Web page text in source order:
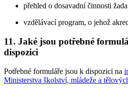
přehled o dosavadní činnosti
vzdělávací program, o jehož
11. Jaké jsou potřebné
dispozici
Potřebné formuláře jsou k dispozici na
Ministerstva školství, mládeže a